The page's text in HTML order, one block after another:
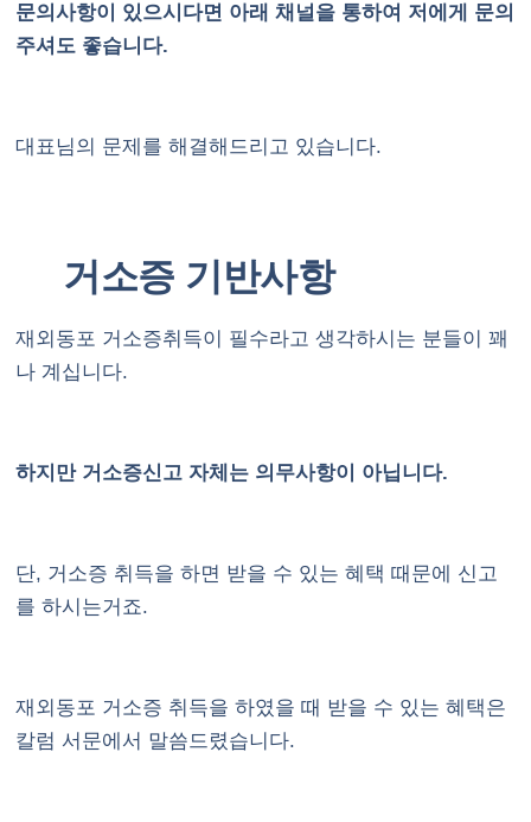
문의사항이 있으시다면 아래 채널을 통하여 저에게 문의
주셔도 좋습니다.
대표님의 문제를 해결해드리고 있습니다.
거소증 기반사항
재외동포 거소증취득이 필수라고 생각하시는 분들이 꽤
나 계십니다.
하지만 거소증신고 자체는 의무사항이 아닙니다.
단, 거소증 취득을 하면 받을 수 있는 혜택 때문에 신고
를 하시는거죠.
재외동포 거소증 취득을 하였을 때 받을 수 있는 혜택은
칼럼 서문에서 말씀드렸습니다.